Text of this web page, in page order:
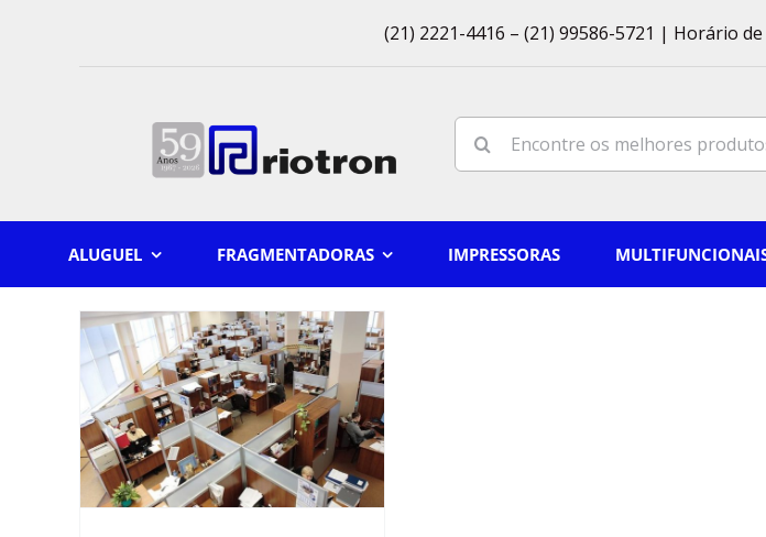
(21) 2221-4416 – (21) 99586-5721 | Horário
for:
ALUGUEL FRAGMENTADORAS IMPRESSORAS